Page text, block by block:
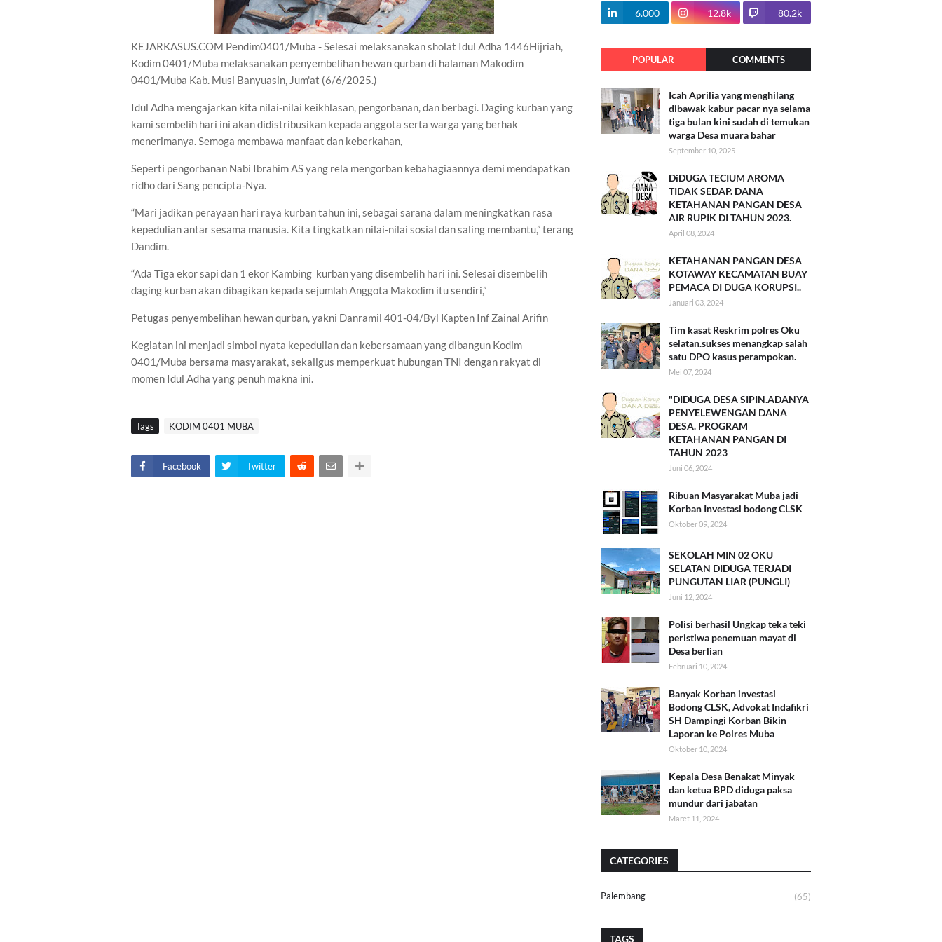
KEJARKASUS.COM Pendim0401/Muba - Selesai melaksanakan sholat Idul Adha 1446Hijriah,
Kodim 0401/Muba melaksanakan penyembelihan hewan qurban di halaman Makodim
0401/Muba Kab. Musi Banyuasin, Jum'at (6/6/2025.)
Idul Adha mengajarkan kita nilai-nilai keikhlasan, pengorbanan, dan berbagi. Daging kurban yang
kami sembelih hari ini akan didistribusikan kepada anggota serta warga yang berhak
menerimanya. Semoga membawa manfaat dan keberkahan,
Seperti pengorbanan Nabi Ibrahim AS yang rela mengorban kebahagiaannya demi mendapatkan
ridho dari Sang pencipta-Nya.
“Mari jadikan perayaan hari raya kurban tahun ini, sebagai sarana dalam meningkatkan rasa
kepedulian antar sesama manusia. Kita tingkatkan nilai-nilai sosial dan saling membantu,” terang
Dandim.
“Ada Tiga ekor sapi dan 1 ekor Kambing kurban yang disembelih hari ini. Selesai disembelih
daging kurban akan dibagikan kepada sejumlah Anggota Makodim itu sendiri,”
Petugas penyembelihan hewan qurban, yakni Danramil 401-04/Byl Kapten Inf Zainal Arifin
Kegiatan ini menjadi simbol nyata kepedulian dan kebersamaan yang dibangun Kodim
0401/Muba bersama masyarakat, sekaligus memperkuat hubungan TNI dengan rakyat di
momen Idul Adha yang penuh makna ini.
Tags KODIM 0401 MUBA
Facebook Twitter
100.7k
6.000 12.8k 80.2k
POPULAR COMMENTS
Icah Aprilia yang menghilang
dibawak kabur pacar nya selama
tiga bulan kini sudah di temukan
warga Desa muara bahar
September 10, 2025
DiDUGA TECIUM AROMA
TIDAK SEDAP. DANA
KETAHANAN PANGAN DESA
AIR RUPIK DI TAHUN 2023.
April 08, 2024
KETAHANAN PANGAN DESA
KOTAWAY KECAMATAN BUAY
PEMACA DI DUGA KORUPSI..
Januari 03, 2024
Tim kasat Reskrim polres Oku
selatan.sukses menangkap salah
satu DPO kasus perampokan.
Mei 07, 2024
"DIDUGA DESA SIPIN.ADANYA
PENYELEWENGAN DANA
DESA. PROGRAM
KETAHANAN PANGAN DI
TAHUN 2023
Juni 06, 2024
Ribuan Masyarakat Muba jadi
Korban Investasi bodong CLSK
Oktober 09, 2024
SEKOLAH MIN 02 OKU
SELATAN DIDUGA TERJADI
PUNGUTAN LIAR (PUNGLI)
Juni 12, 2024
Polisi berhasil Ungkap teka teki
peristiwa penemuan mayat di
Desa berlian
Februari 10, 2024
Banyak Korban investasi
Bodong CLSK, Advokat Indafikri
SH Dampingi Korban Bikin
Laporan ke Polres Muba
Oktober 10, 2024
Kepala Desa Benakat Minyak
dan ketua BPD diduga paksa
mundur dari jabatan
Maret 11, 2024
CATEGORIES
Palembang (65)
TAGS